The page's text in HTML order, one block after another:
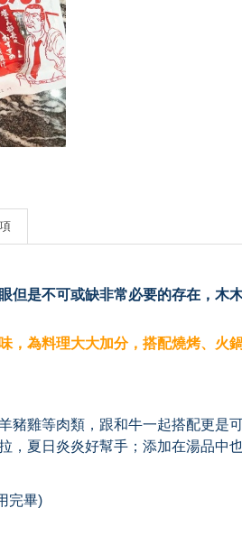
但是不可或缺非常必要的存在，木
，為料理大大加分，搭配燒烤、火
豬雞等肉類，跟和牛一起搭配更是
，夏日炎炎好幫手；添加在湯品中
完畢)